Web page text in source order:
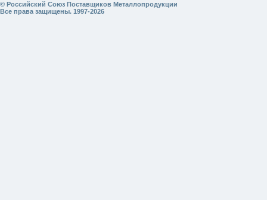
© Российский Союз Поставщиков Металлопродукции
Все права защищены. 1997-2026